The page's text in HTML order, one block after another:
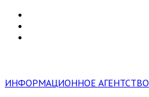
ИНФОРМАЦИОННОЕ АГЕНТСТВО